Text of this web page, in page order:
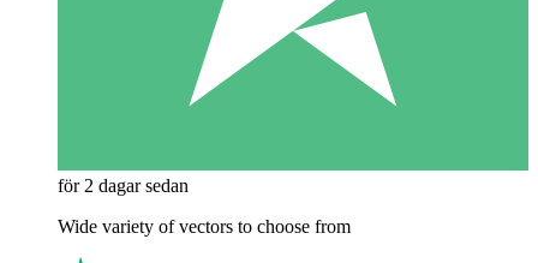
för 2 dagar sedan
Wide variety of vectors to choose from